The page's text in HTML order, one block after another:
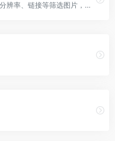
找出当前页面的所有图片，提供按分辨率、链接等筛选图片，做一个简单好用的下载图片扩展！